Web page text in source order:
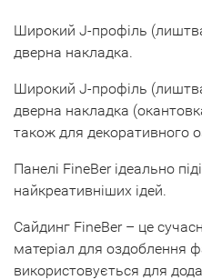
Широкий J-профіль
дверна накладка.
Широкий J-профіль
дверна накладка
також для декоративного
Панелі FineBer ідеально
найкреативніших ідей.
Сайдинг FineBer – це
матеріал для оздоблення
використовується для